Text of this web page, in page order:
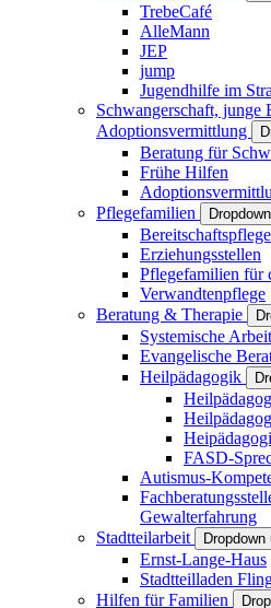
TrebeCafé
AlleMann
JEP
jump
Jugendhilfe im
Schwangerschaft, junge
Adoptionsvermittlung
Beratung für
Frühe Hilfen
Pflegefamilien
Bereitschaftspflege
Erziehungsstellen
Pflegefamilien für
Verwandtenpflege
Beratung & Therapie
Systemische Arbeit
Evangelische
Heilpädagogik
FASD-
Autismus-
Gewalterfahrung
Stadtteilarbeit
Ernst-Lange-Haus
Stadtteilladen
Hilfen für Familien